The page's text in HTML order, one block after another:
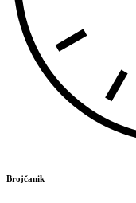
Brojčanik